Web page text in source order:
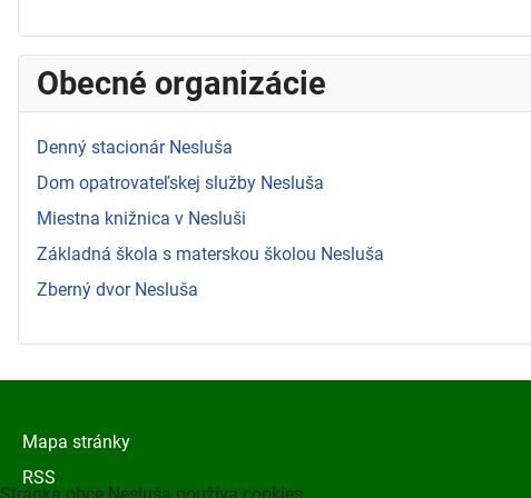
Obecné organizácie
Denný stacionár Nesluša
Dom opatrovateľskej služby Nesluša
Miestna knižnica v Nesluši
Základná škola s materskou školou Nesluša
Zberný dvor Nesluša
Mapa stránky
RSS